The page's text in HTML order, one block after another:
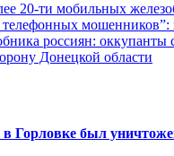
20-ти мобильных
россиян: оккупанты
Донецкой области
в Горловке был